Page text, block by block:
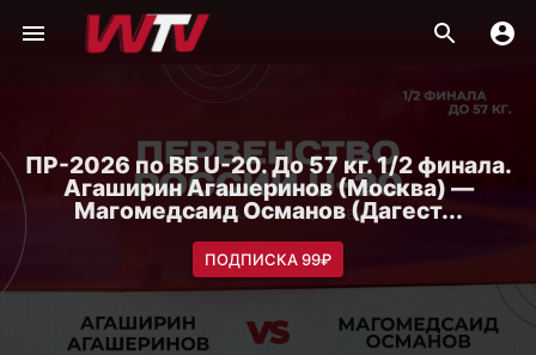
ПР-2026 по ВБ U-20. До 57 кг. 1/2 финала.
Агаширин Агашеринов (Москва) —
Магомедсаид Османов (Дагест...
ПОДПИСКА 99₽